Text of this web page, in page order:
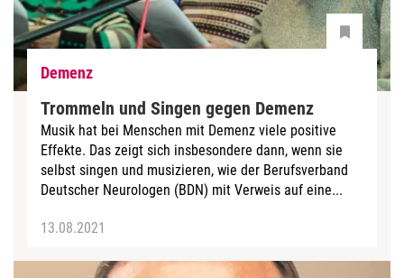
Demenz
Trommeln und Singen gegen Demenz
Musik hat bei Menschen mit Demenz viele positive
Effekte. Das zeigt sich insbesondere dann, wenn sie
selbst singen und musizieren, wie der Berufsverband
Deutscher Neurologen (BDN) mit Verweis auf eine...
13.08.2021